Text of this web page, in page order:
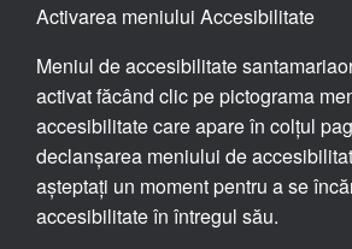
Activarea meniului Accesibilitate
Meniul de accesibilitate
activat făcând clic pe pictograma
accesibilitate care apare în colțul
declanșarea meniului de
așteptați un moment pentru a se
accesibilitate în întregul său.